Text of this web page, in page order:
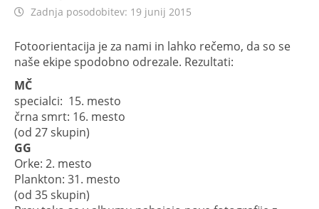
Zadnja posodobitev: 19 junij 2015
Fotoorientacija je za nami in lahko rečemo, da so se
naše ekipe spodobno odrezale. Rezultati:
MČ
specialci: 15. mesto
črna smrt: 16. mesto
(od 27 skupin)
GG
Orke: 2. mesto
Plankton: 31. mesto
(od 35 skupin)